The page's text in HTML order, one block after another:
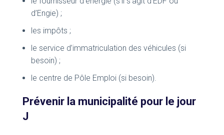
d’Engie) ;
les impôts ;
le service d’immatriculation des véhicules (si
besoin) ;
le centre de Pôle Emploi (si besoin).
Prévenir la municipalité pour le jour
J